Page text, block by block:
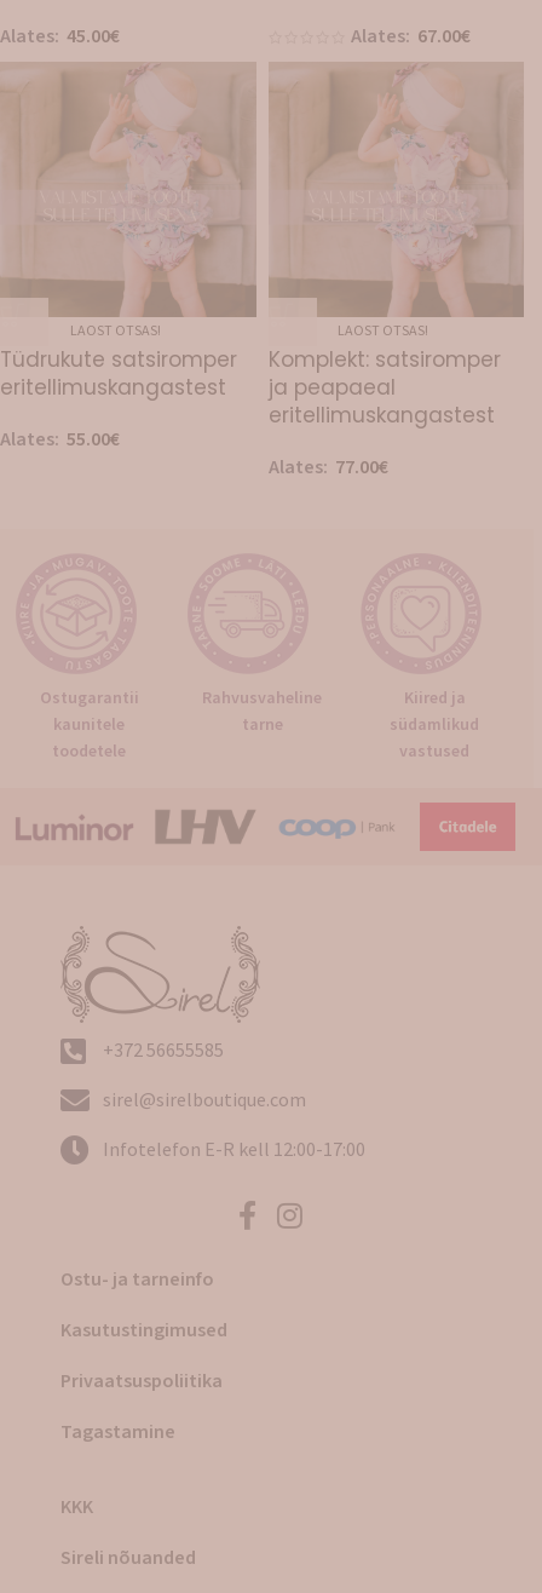
Alates: 45.00€ Alates: 67.00€
LAOST OTSAS!
Tüdrukute satsiromper
eritellimuskangastest
Alates: 55.00€
LAOST OTSAS!
Komplekt: satsiromper
ja peapaeal
eritellimuskangastest
Alates: 77.00€
Ostugarantii
kaunitele
toodetele
Rahvusvaheline
tarne
Kiired ja
südamlikud
vastused
+372 56655585
sirel@sirelboutique.com
Infotelefon E-R kell 12:00-17:00
Ostu- ja tarneinfo
Kasutustingimused
Privaatsuspoliitika
Tagastamine
KKK
Sireli nõuanded